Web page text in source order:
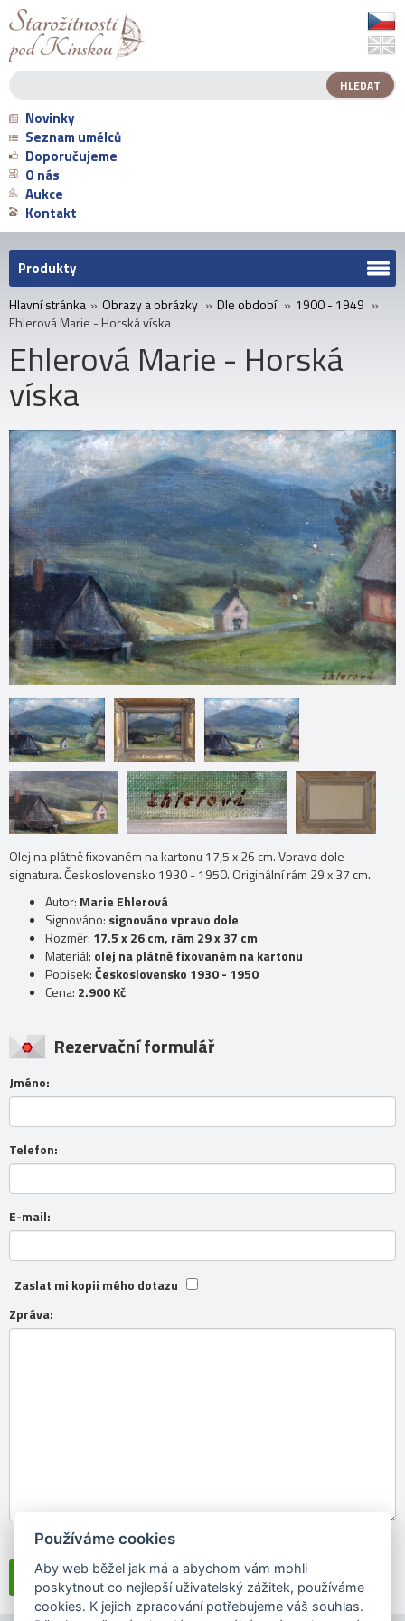
Novinky
Seznam umělců
Doporučujeme
O nás
Aukce
Kontakt
Produkty
Hlavní stránka » Obrazy a obrázky » Dle období » 1900 - 1949 »
Ehlerová Marie - Horská víska
Ehlerová Marie - Horská
víska
Olej na plátně fixovaném na kartonu 17,5 x 26 cm. Vpravo dole
signatura. Československo 1930 - 1950. Originální rám 29 x 37 cm.
Autor: Marie Ehlerová
Signováno: signováno vpravo dole
Rozměr: 17.5 x 26 cm, rám 29 x 37 cm
Materiál: olej na plátně fixovaném na kartonu
Popisek:Československo 1930 - 1950
Cena: 2.900 Kč
Rezervační formulář
Jméno:
Telefon:
E-mail:
Zaslat mi kopii mého dotazu
Zpráva:
Souhlasím sezpracováním osobních údajů
Používáme cookies
Aby web běžel jak má a abychom vám mohli
poskytnout co nejlepší uživatelský zážitek, používáme
cookies. K jejich zpracování potřebujeme váš souhlas.